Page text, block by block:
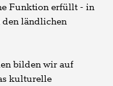
Funktion erfüllt - in
den ländlichen
bilden wir auf
kulturelle